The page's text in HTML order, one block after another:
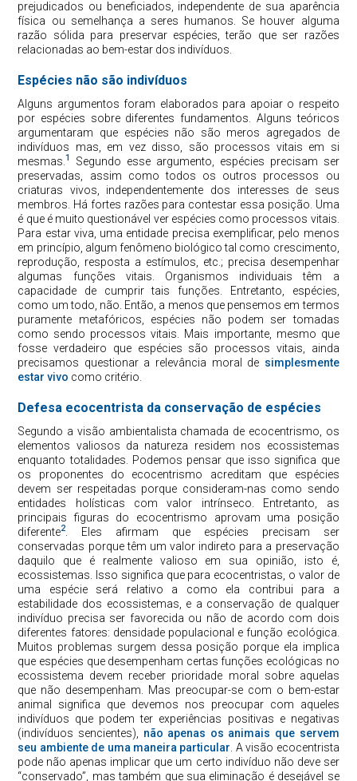
prejudicados ou beneficiados, independente de sua aparência
física ou semelhança a seres humanos. Se houver alguma
razão sólida para preservar espécies, terão que ser razões
relacionadas ao bem-estar dos indivíduos.
Espécies não são indivíduos
Alguns argumentos foram elaborados para apoiar o respeito
por espécies sobre diferentes fundamentos. Alguns teóricos
argumentaram que espécies não são meros agregados de
indivíduos mas, em vez disso, são processos vitais em si
mesmas. 1
Segundo esse argumento, espécies precisam ser
preservadas, assim como todos os outros processos ou
criaturas vivos, independentemente dos interesses de seus
membros. Há fortes razões para contestar essa posição. Uma
é que é muito questionável ver espécies como processos vitais.
Para estar viva, uma entidade precisa exemplificar, pelo menos
em princípio, algum fenômeno biológico tal como crescimento,
reprodução, resposta a estímulos, etc.; precisa desempenhar
algumas funções vitais. Organismos individuais têm a
capacidade de cumprir tais funções. Entretanto, espécies,
como um todo, não. Então, a menos que pensemos em termos
puramente metafóricos, espécies não podem ser tomadas
como sendo processos vitais. Mais importante, mesmo que
fosse verdadeiro que espécies são processos vitais, ainda
precisamos questionar a relevância moral de simplesmente
estar vivo como critério.
Defesa ecocentrista da conservação de espécies
Segundo a visão ambientalista chamada de ecocentrismo, os
elementos valiosos da natureza residem nos ecossistemas
enquanto totalidades. Podemos pensar que isso significa que
os proponentes do ecocentrismo acreditam que espécies
devem ser respeitadas porque consideram-nas como sendo
entidades holísticas com valor intrínseco. Entretanto, as
principais figuras do ecocentrismo aprovam uma posição
diferente2
. Eles afirmam que espécies precisam ser
conservadas porque têm um valor indireto para a preservação
daquilo que é realmente valioso em sua opinião, isto é,
ecossistemas. Isso significa que para ecocentristas, o valor de
uma espécie será relativo a como ela contribui para a
estabilidade dos ecossistemas, e a conservação de qualquer
indivíduo precisa ser favorecida ou não de acordo com dois
diferentes fatores: densidade populacional e função ecológica.
Muitos problemas surgem dessa posição porque ela implica
que espécies que desempenham certas funções ecológicas no
ecossistema devem receber prioridade moral sobre aquelas
que não desempenham. Mas preocupar-se com o bem-estar
animal significa que devemos nos preocupar com aqueles
indivíduos que podem ter experiências positivas e negativas
(indivíduos sencientes), não apenas os animais que servem
seu ambiente de uma maneira particular . A visão ecocentrista
pode não apenas implicar que um certo indivíduo não deve ser
“conservado”, mas também que sua eliminação é desejável se